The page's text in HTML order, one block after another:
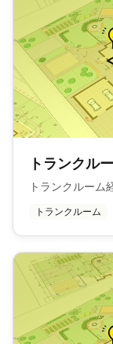
トランクル
トランクルーム
トランクルーム